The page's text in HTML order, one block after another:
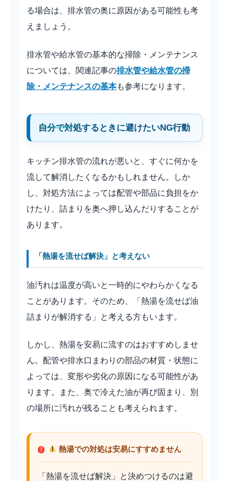
る場合は、排水管の奥に原因がある可能性も考
えましょう。
排水管や給水管の基本的な掃除・メンテナンス
については、関連記事の排水管や給水管の掃
除・メンテナンスの基本も参考になります。
自分で対処するときに避けたいNG行動
キッチン排水管の流れが悪いと、すぐに何かを
流して解消したくなるかもしれません。しか
し、対処方法によっては配管や部品に負担をか
けたり、詰まりを奥へ押し込んだりすることが
あります。
「熱湯を流せば解決」と考えない
油汚れは温度が高いと一時的にやわらかくなる
ことがあります。そのため、「熱湯を流せば油
詰まりが解消する」と考える方もいます。
しかし、熱湯を安易に流すのはおすすめしませ
ん。配管や排水口まわりの部品の材質・状態に
よっては、変形や劣化の原因になる可能性があ
ります。また、奥で冷えた油が再び固まり、別
の場所に汚れが残ることも考えられます。
熱湯での対処は安易にすすめません
「熱湯を流せば解決」と決めつけるのは避